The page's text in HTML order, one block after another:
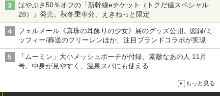
はやぶさ50％オフの「新幹線eチケット（トクだ値スペシャル
28）」発売。秋冬乗車分、えきねっと限定
フェルメール《真珠の耳飾りの少女》展のグッズ公開。図録/ミ
ッフィー/葬送のフリーレンほか、注目ブランドコラボが実現
「ムーミン」大小メッシュポーチが付録、素敵なあの人 11月
号。中身が見やすく、温泉スパにも使える
もっと見る